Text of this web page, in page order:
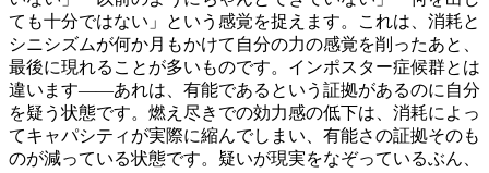
ても十分ではない」という感覚を捉えます。これは、消耗と
シニシズムが何か月もかけて自分の力の感覚を削ったあと、
最後に現れることが多いものです。インポスター症候群とは
違います——あれは、有能であるという証拠があるのに自分
を疑う状態です。燃え尽きでの効力感の低下は、消耗によっ
てキャパシティが実際に縮んでしまい、有能さの証拠そのも
のが減っている状態です。疑いが現実をなぞっているぶん、